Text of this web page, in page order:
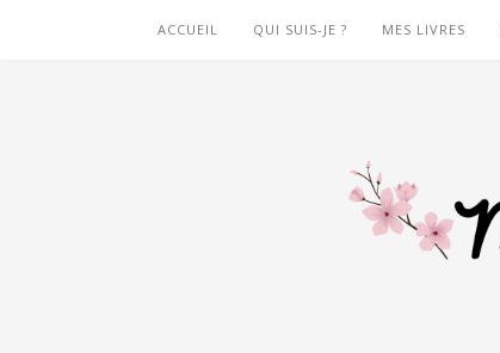
ACCUEIL QUI SUIS-JE ? MES LIVRES